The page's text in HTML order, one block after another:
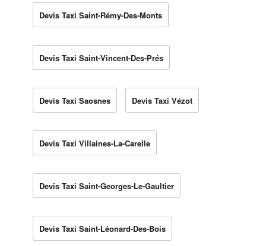
Devis Taxi Saint-Rémy-Des-Monts
Devis Taxi Saint-Vincent-Des-Prés
Devis Taxi Saosnes Devis Taxi Vézot
Devis Taxi Villaines-La-Carelle
Devis Taxi Saint-Georges-Le-Gaultier
Devis Taxi Saint-Léonard-Des-Bois